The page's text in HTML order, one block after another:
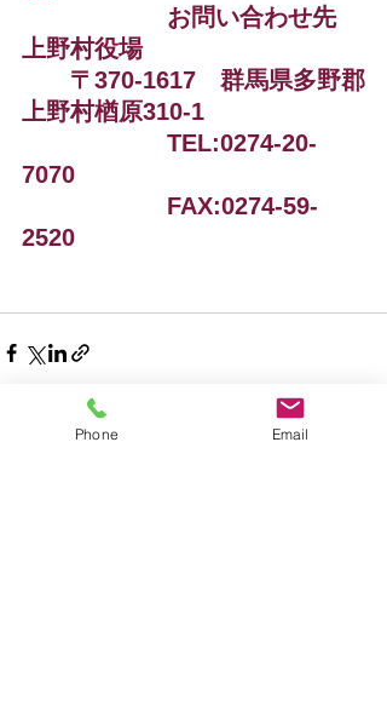
お問い合わせ先
上野村役場
〒370-1617　群馬県多野郡
上野村楢原310-1
TEL:0274-20-
7070
FAX:0274-59-
2520
Phone Email